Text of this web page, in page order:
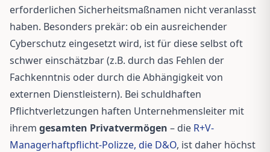
erforderlichen Sicherheitsmaßnamen nicht veranlasst
haben. Besonders prekär: ob ein ausreichender
Cyberschutz eingesetzt wird, ist für diese selbst oft
schwer einschätzbar (z.B. durch das Fehlen der
Fachkenntnis oder durch die Abhängigkeit von
externen Dienstleistern). Bei schuldhaften
Pflichtverletzungen haften Unternehmensleiter mit
ihrem gesamten Privatvermögen – die R+V-
Managerhaftpflicht-Polizze, die D&O, ist daher höchst